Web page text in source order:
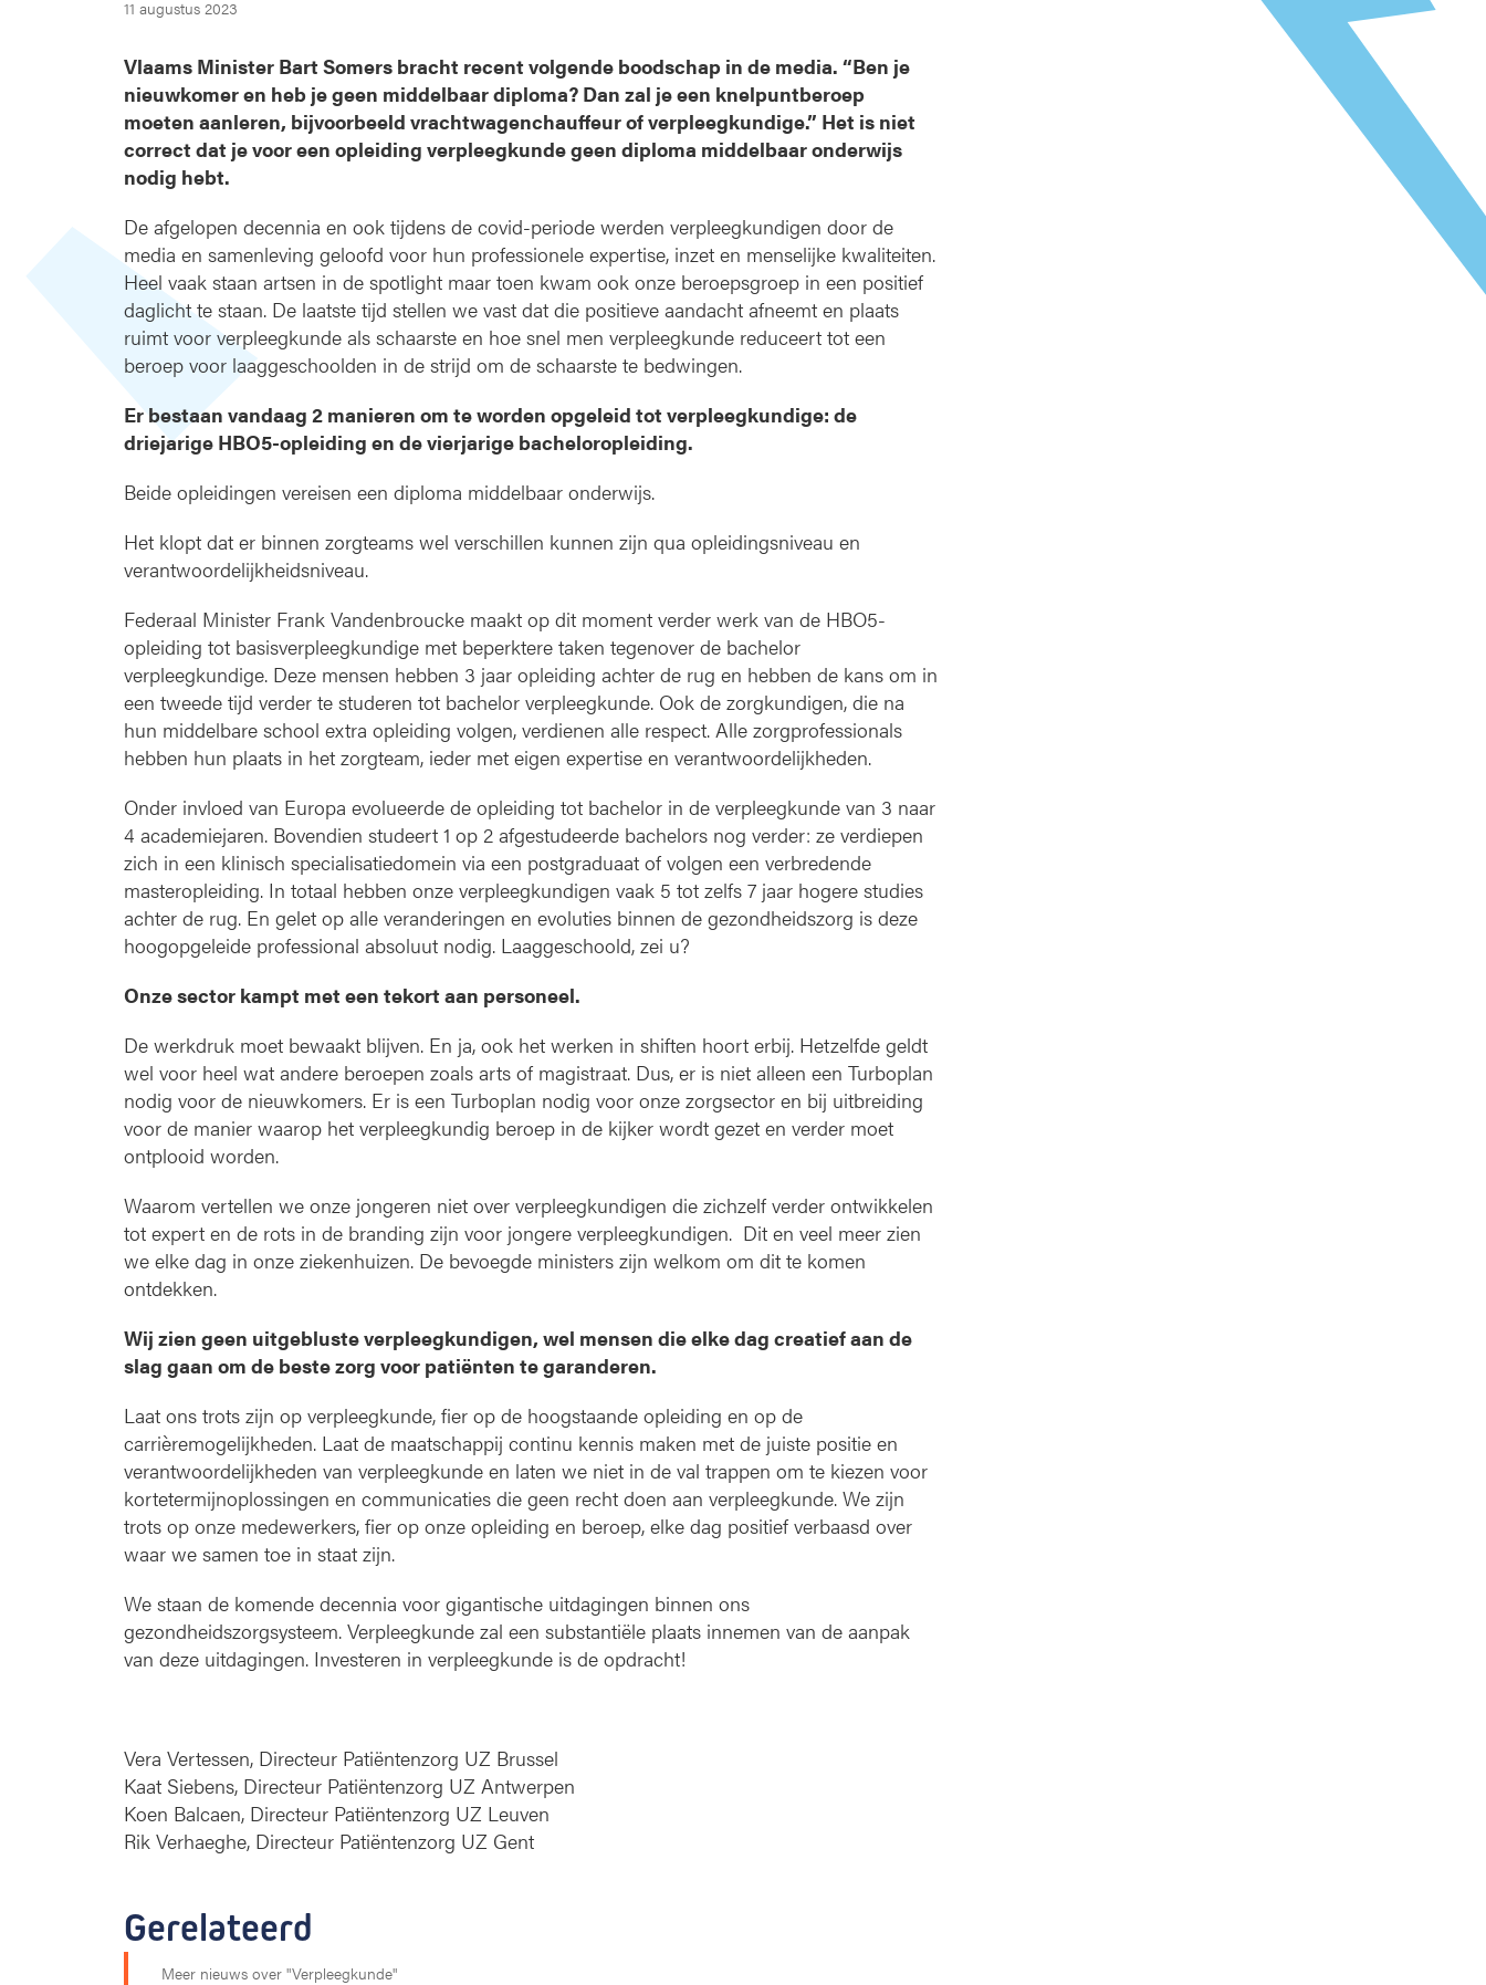
i
g
e
,
e
b
e
r
o
e
v
o
r
a
g
s
c
h
o
o
l
d
n
?
11 augustus 2023
Vlaams Minister Bart Somers bracht recent volgende boodschap in de media. “Ben je
nieuwkomer en heb je geen middelbaar diploma? Dan zal je een knelpuntberoep
moeten aanleren, bijvoorbeeld vrachtwagenchauffeur of verpleegkundige.” Het is niet
correct dat je voor een opleiding verpleegkunde geen diploma middelbaar onderwijs
nodig hebt.
De afgelopen decennia en ook tijdens de covid-periode werden verpleegkundigen door de
media en samenleving geloofd voor hun professionele expertise, inzet en menselijke kwaliteiten.
Heel vaak staan artsen in de spotlight maar toen kwam ook onze beroepsgroep in een positief
daglicht te staan. De laatste tijd stellen we vast dat die positieve aandacht afneemt en plaats
ruimt voor verpleegkunde als schaarste en hoe snel men verpleegkunde reduceert tot een
beroep voor laaggeschoolden in de strijd om de schaarste te bedwingen.
Er bestaan vandaag 2 manieren om te worden opgeleid tot verpleegkundige: de
driejarige HBO5-opleiding en de vierjarige bacheloropleiding.
Beide opleidingen vereisen een diploma middelbaar onderwijs.
Het klopt dat er binnen zorgteams wel verschillen kunnen zijn qua opleidingsniveau en
verantwoordelijkheidsniveau.
Federaal Minister Frank Vandenbroucke maakt op dit moment verder werk van de HBO5-
opleiding tot basisverpleegkundige met beperktere taken tegenover de bachelor
verpleegkundige. Deze mensen hebben 3 jaar opleiding achter de rug en hebben de kans om in
een tweede tijd verder te studeren tot bachelor verpleegkunde. Ook de zorgkundigen, die na
hun middelbare school extra opleiding volgen, verdienen alle respect. Alle zorgprofessionals
hebben hun plaats in het zorgteam, ieder met eigen expertise en verantwoordelijkheden.
Onder invloed van Europa evolueerde de opleiding tot bachelor in de verpleegkunde van 3 naar
4 academiejaren. Bovendien studeert 1 op 2 afgestudeerde bachelors nog verder: ze verdiepen
zich in een klinisch specialisatiedomein via een postgraduaat of volgen een verbredende
masteropleiding. In totaal hebben onze verpleegkundigen vaak 5 tot zelfs 7 jaar hogere studies
achter de rug. En gelet op alle veranderingen en evoluties binnen de gezondheidszorg is deze
hoogopgeleide professional absoluut nodig. Laaggeschoold, zei u?
Onze sector kampt met een tekort aan personeel.
De werkdruk moet bewaakt blijven. En ja, ook het werken in shiften hoort erbij. Hetzelfde geldt
wel voor heel wat andere beroepen zoals arts of magistraat. Dus, er is niet alleen een Turboplan
nodig voor de nieuwkomers. Er is een Turboplan nodig voor onze zorgsector en bij uitbreiding
voor de manier waarop het verpleegkundig beroep in de kijker wordt gezet en verder moet
ontplooid worden.
Waarom vertellen we onze jongeren niet over verpleegkundigen die zichzelf verder ontwikkelen
tot expert en de rots in de branding zijn voor jongere verpleegkundigen. Dit en veel meer zien
we elke dag in onze ziekenhuizen. De bevoegde ministers zijn welkom om dit te komen
ontdekken.
Wij zien geen uitgebluste verpleegkundigen, wel mensen die elke dag creatief aan de
slag gaan om de beste zorg voor patiënten te garanderen.
Laat ons trots zijn op verpleegkunde, fier op de hoogstaande opleiding en op de
carrièremogelijkheden. Laat de maatschappij continu kennis maken met de juiste positie en
verantwoordelijkheden van verpleegkunde en laten we niet in de val trappen om te kiezen voor
kortetermijnoplossingen en communicaties die geen recht doen aan verpleegkunde. We zijn
trots op onze medewerkers, fier op onze opleiding en beroep, elke dag positief verbaasd over
waar we samen toe in staat zijn.
We staan de komende decennia voor gigantische uitdagingen binnen ons
gezondheidszorgsysteem. Verpleegkunde zal een substantiële plaats innemen van de aanpak
van deze uitdagingen. Investeren in verpleegkunde is de opdracht!
Vera Vertessen, Directeur Patiëntenzorg UZ Brussel
Kaat Siebens, Directeur Patiëntenzorg UZ Antwerpen
Koen Balcaen, Directeur Patiëntenzorg UZ Leuven
Rik Verhaeghe, Directeur Patiëntenzorg UZ Gent
Gerelateerd
Meer nieuws over "Verpleegkunde"